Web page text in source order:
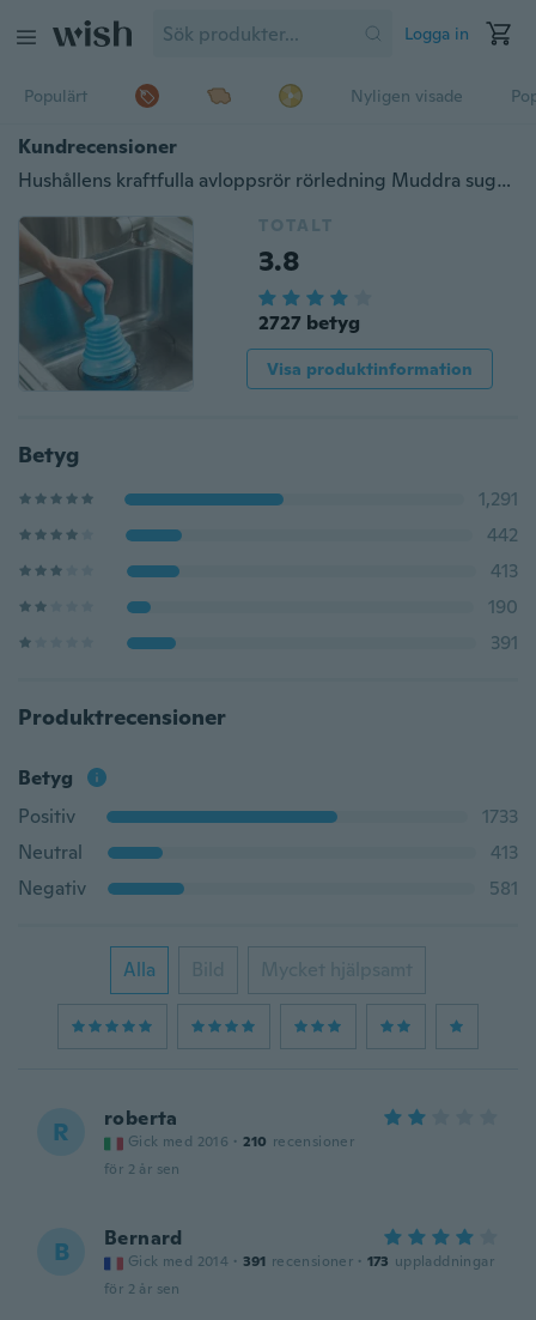
Logga in
Populärt Nyligen visade
Kundrecensioner
Hushållens kraftfulla avloppsrör rörledning Muddra sugkopp Toalettkolvar
TOTALT
3.8
2727 betyg
Visa produktinformation
Betyg
1,291
442
413
190
391
Produktrecensioner
Betyg
Positiv
1733
Neutral
413
Negativ
581
Alla Bild Mycket hjälpsamt
R roberta
Gick med 2016 · 210 recensioner
för 2 år sen
B Bernard
Gick med 2014 · 391 recensioner · 173 uppladdningar
för 2 år sen